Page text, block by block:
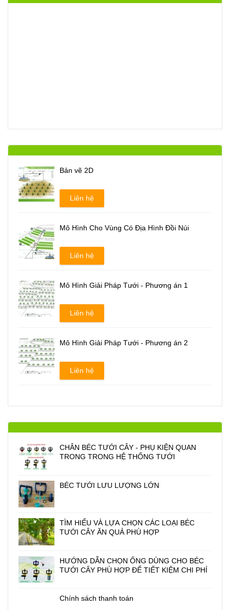
Bản vẽ 2D
Liên hệ
Mô Hình Cho Vùng Có Địa Hình Đồi Núi
Liên hệ
Mô Hình Giải Pháp Tưới - Phương án 1
Liên hệ
Mô Hình Giải Pháp Tưới - Phương án 2
Liên hệ
CHÂN BÉC TƯỚI CÂY - PHỤ KIỆN QUAN
TRONG TRONG HỆ THỐNG TƯỚI
BÉC TƯỚI LƯU LƯỢNG LỚN
TÌM HIỂU VÀ LỰA CHỌN CÁC LOẠI BÉC
TƯỚI CÂY ĂN QUẢ PHÙ HỢP
HƯỚNG DẪN CHỌN ỐNG DÙNG CHO BÉC
TƯỚI CÂY PHÙ HỢP ĐỂ TIẾT KIỆM CHI PHÍ
Chính sách thanh toán